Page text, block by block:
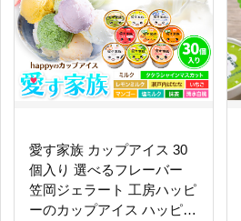
愛す家族 カップアイス 30
個入り 選べるフレーバー
笠岡ジェラート 工房ハッピ
ーのカップアイス ハッピー